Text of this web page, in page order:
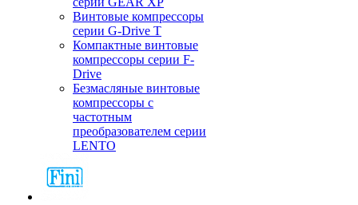
Винтовые компрессоры
серии G-Drive T
Компактные винтовые
компрессоры серии F-
Drive
Безмасляные винтовые
компрессоры с
частотным
преобразователем серии
LENTO